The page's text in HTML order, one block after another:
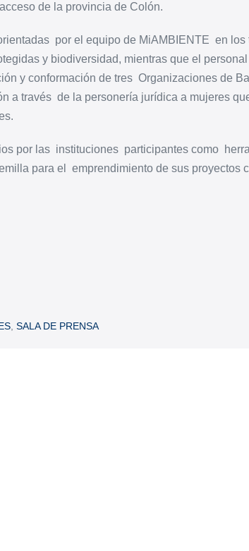
de la provincia de Colón.
por el equipo de MiAMBIENTE en los
y biodiversidad, mientras que el
y conformación de tres Organizaciones de
a través de la personería jurídica a mujeres
por las instituciones participantes como
para el emprendimiento de sus proyectos
SALA DE PRENSA